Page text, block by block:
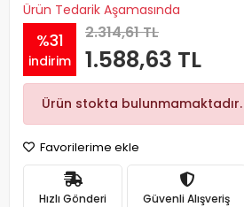
Ürün Tedarik Aşamasında
%31
indirim
2.314,61 TL
1.588,63 TL
Ürün stokta bulunmamaktadır.
Favorilerime ekle
Hızlı Gönderi Güvenli Alışveriş